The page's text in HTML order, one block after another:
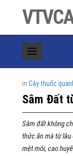
in Cây thuốc
Sâm Đất
Sâm đất không
thức ăn mà từ
mệt mỏi, cao